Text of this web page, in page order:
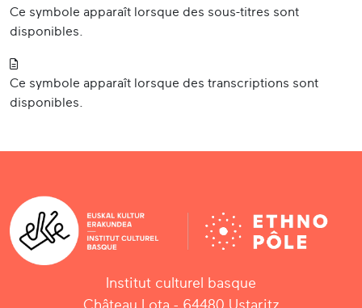
Ce symbole apparaît lorsque des sous-titres sont
disponibles.
Ce symbole apparaît lorsque des transcriptions sont
disponibles.
Institut culturel basque
Château Lota - 64480 Ustaritz